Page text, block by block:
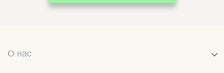
О нас